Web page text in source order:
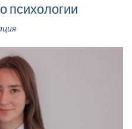
психологии